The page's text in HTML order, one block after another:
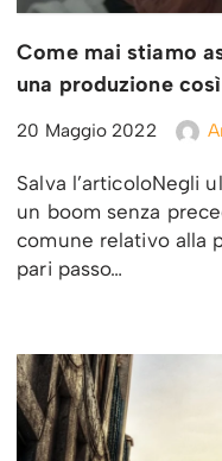
Come mai stiamo
una produzione
20 Maggio 2022
Salva l’articoloNegli
un boom senza
comune relativo alla
pari passo…